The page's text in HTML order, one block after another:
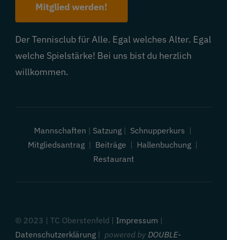
Mitglied werden!
Der Tennisclub für Alle. Egal welches Alter. Egal
welche Spielstärke! Bei uns bist du herzlich
willkommen.
Mannschaften | Satzung| Schnupperkurs |
Mitgliedsantrag| Beiträge | Hallenbuchung|
Restaurant
© 2023 | TC Oberstenfeld | Impressum |
Datenschutzerklärung | powered by DOUBLE-